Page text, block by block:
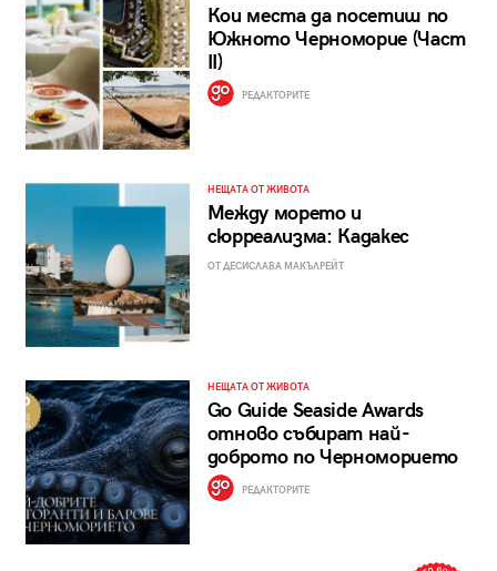
Кои места да посетиш по
Южното Черноморие (Част
II)
РЕДАКТОРИТЕ
НЕЩАТА ОТ ЖИВОТА
Между морето и
сюрреализма: Кадакес
ОТ ДЕСИСЛАВА МАКЪЛРЕЙТ
НЕЩАТА ОТ ЖИВОТА
Go Guide Seaside Awards
отново събират най-
доброто по Черноморието
РЕДАКТОРИТЕ